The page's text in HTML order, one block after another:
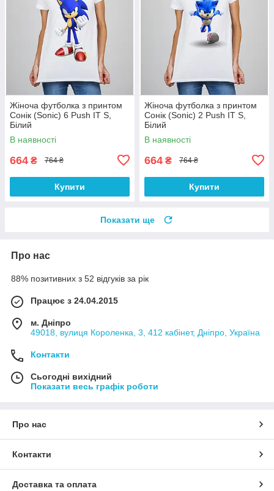
Жіноча футболка з принтом
Сонік (Sonic) 6 Push IT S,
Білий
В наявності
664 ₴ 764 ₴
Купити
Жіноча футболка з принтом
Сонік (Sonic) 2 Push IT S,
Білий
В наявності
664 ₴ 764 ₴
Купити
Показати ще
Про нас
88% позитивних з 52 відгуків за рік
Працює з 24.04.2015
м. Дніпро
49018, вулиця Короленка, 3, 412 кабінет, Дніпро, Україна
Контакти
Сьогодні вихідний
Показати весь графік роботи
Про нас
Контакти
Доставка та оплата